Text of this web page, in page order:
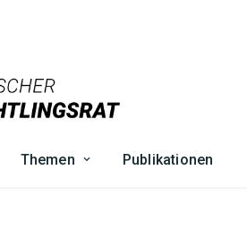
Themen Publikationen